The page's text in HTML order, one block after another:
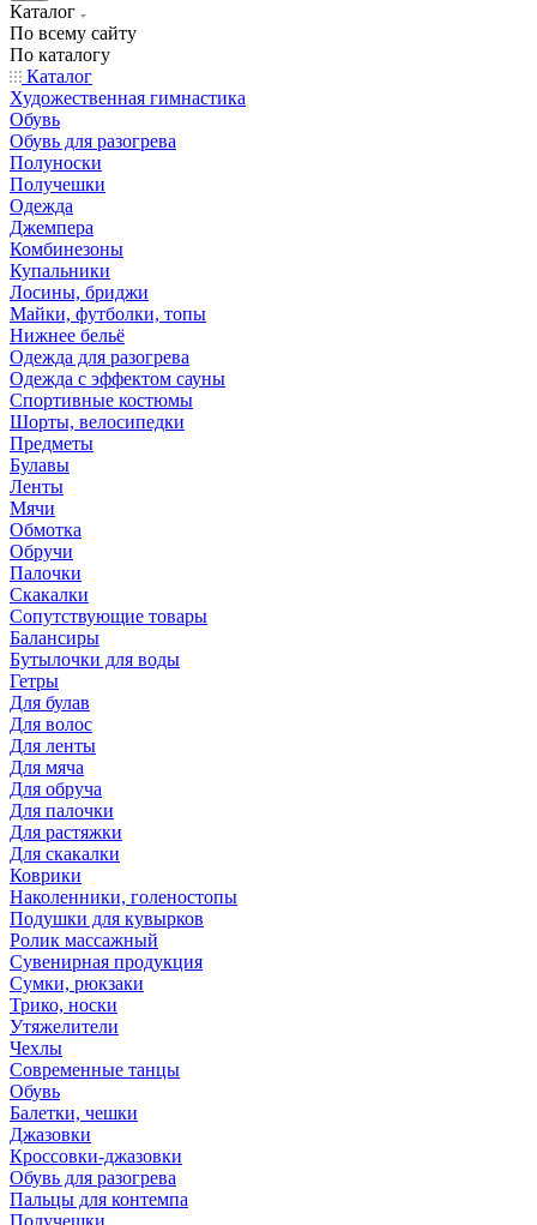
Каталог
По всему сайту
По каталогу
Каталог
Художественная гимнастика
Обувь
Обувь для разогрева
Полуноски
Получешки
Одежда
Джемпера
Комбинезоны
Купальники
Лосины, бриджи
Майки, футболки, топы
Нижнее бельё
Одежда для разогрева
Одежда с эффектом сауны
Спортивные костюмы
Шорты, велосипедки
Предметы
Булавы
Ленты
Мячи
Обмотка
Обручи
Палочки
Скакалки
Сопутствующие товары
Балансиры
Бутылочки для воды
Гетры
Для булав
Для волос
Для ленты
Для мяча
Для обруча
Для палочки
Для растяжки
Для скакалки
Коврики
Наколенники, голеностопы
Подушки для кувырков
Ролик массажный
Сувенирная продукция
Сумки, рюкзаки
Трико, носки
Утяжелители
Чехлы
Современные танцы
Обувь
Балетки, чешки
Джазовки
Кроссовки-джазовки
Обувь для разогрева
Пальцы для контемпа
Получешки